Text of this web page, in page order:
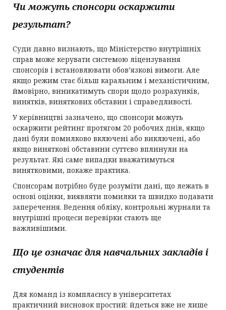
Чи можуть спонсори оскаржити
результат?
Суди давно визнають, що Міністерство внутрішніх
справ може керувати системою ліцензування
спонсорів і встановлювати обов’язкові вимоги. Але
якщо режим стає більш каральним і механістичним,
ймовірно, виникатимуть спори щодо розрахунків,
винятків, виняткових обставин і справедливості.
У керівництві зазначено, що спонсори можуть
оскаржити рейтинг протягом 20 робочих днів, якщо
дані були помилково включені або виключені, або
якщо виняткові обставини суттєво вплинули на
результат. Які саме випадки вважатимуться
винятковими, покаже практика.
Спонсорам потрібно буде розуміти дані, що лежать в
основі оцінки, виявляти помилки та швидко подавати
заперечення. Ведення обліку, контрольні журнали та
внутрішні процеси перевірки стають ще
важливішими.
Що це означає для навчальних закладів і
студентів
Для команд із комплаєнсу в університетах
практичний висновок простий: йдеться вже не лише